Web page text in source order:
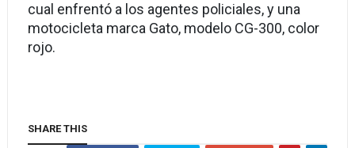
cual enfrentó a los agentes policiales, y una
motocicleta marca Gato, modelo CG-300, color
rojo.
SHARE THIS